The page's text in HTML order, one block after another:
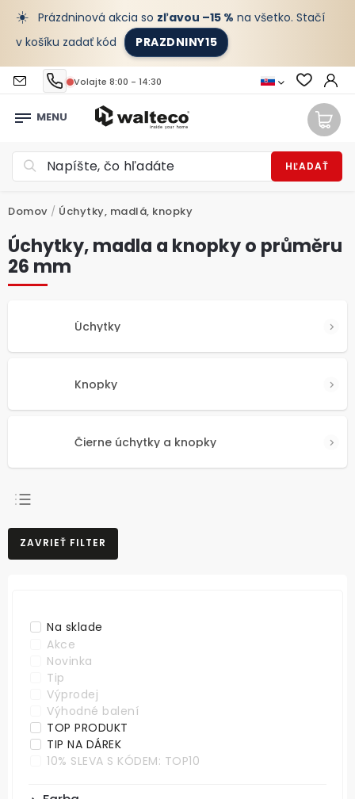
☀️ Prázdninová akcia so zľavou –15 % na všetko. Stačí
v košíku zadať kód
PRAZDNINY15
Volajte 8:00 - 14:30
HĽADAŤ
Domov / Úchytky, madlá, knopky
Úchytky, madla a knopky o průměru
26 mm
Úchytky
Knopky
Čierne úchytky a knopky
NAJPREDÁVANEJŠIE
NAJLACNEJŠIE
ZAVRIEŤ FILTER
Na sklade
Akce
Novinka
Tip
Výprodej
Výhodné balení
TOP PRODUKT
TIP NA DÁREK
10% SLEVA S KÓDEM: TOP10